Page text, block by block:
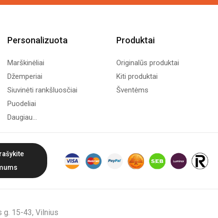
Personalizuota
Marškinėliai
Džemperiai
Siuvinėti rankšluosčiai
Puodeliai
Daugiau...
Produktai
Originalūs produktai
Kiti produktai
Šventėms
g. 15-43, Vilnius